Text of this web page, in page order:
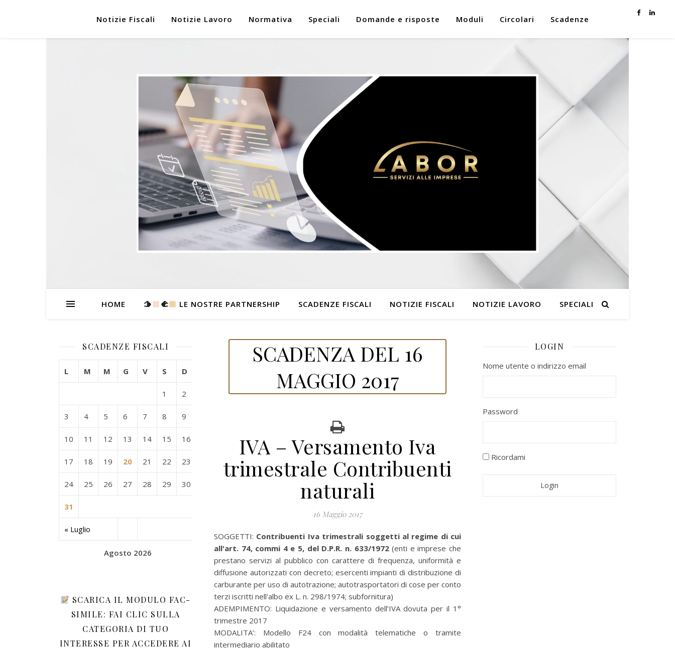
Notizie Fiscali Notizie Lavoro Normativa Speciali Domande e risposte Moduli Circolari Scadenze
HOME 🫱 ‍🫲 LE NOSTRE PARTNERSHIP SCADENZE FISCALI NOTIZIE FISCALI NOTIZIE LAVORO SPECIALI
SCADENZE FISCALI
Agosto 2026
L M M G V S D
« Luglio
1 2
3 4 5 6 7 8 9
10 11 12 13 14 15 16
17 18 19 20 21 22 23
24 25 26 27 28 29 30
31
SCARICA IL MODULO FAC-
SIMILE: FAI CLIC SULLA
CATEGORIA DI TUO
INTERESSE PER ACCEDERE AI
SCADENZA DEL 16
MAGGIO 2017
IVA – Versamento Iva
trimestrale Contribuenti
naturali
16 Maggio 2017
SOGGETTI: Contribuenti Iva trimestrali soggetti al regime di cui
all'art. 74, commi 4 e 5, del D.P.R. n. 633/1972(enti e imprese che
prestano servizi al pubblico con carattere di frequenza, uniformità e
diffusione autorizzati con decreto; esercenti impianti di distribuzione di
carburante per uso di autotrazione; autotrasportatori di cose per conto
terzi iscritti nell'albo ex L. n. 298/1974; subfornitura)
ADEMPIMENTO: Liquidazione e versamento dell’IVA dovuta per il 1°
trimestre 2017
MODALITA’: Modello F24 con modalità telematiche o tramite
intermediario abilitato
LOGIN
Nome utente o indirizzo email
Password
Ricordami